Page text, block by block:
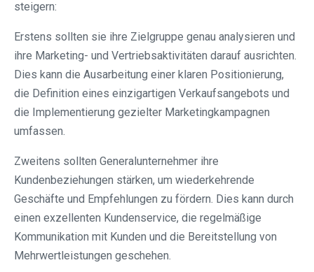
steigern:
Erstens sollten sie ihre Zielgruppe genau analysieren und
ihre Marketing- und Vertriebsaktivitäten darauf ausrichten.
Dies kann die Ausarbeitung einer klaren Positionierung,
die Definition eines einzigartigen Verkaufsangebots und
die Implementierung gezielter Marketingkampagnen
umfassen.
Zweitens sollten Generalunternehmer ihre
Kundenbeziehungen stärken, um wiederkehrende
Geschäfte und Empfehlungen zu fördern. Dies kann durch
einen exzellenten Kundenservice, die regelmäßige
Kommunikation mit Kunden und die Bereitstellung von
Mehrwertleistungen geschehen.